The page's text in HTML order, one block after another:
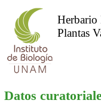
Plantas
Datos